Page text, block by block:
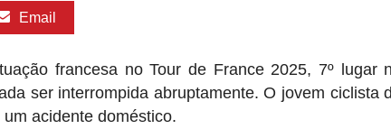
Email
francesa no Tour de France 2025, 7º lugar
ser interrompida abruptamente. O jovem ciclista
acidente doméstico.